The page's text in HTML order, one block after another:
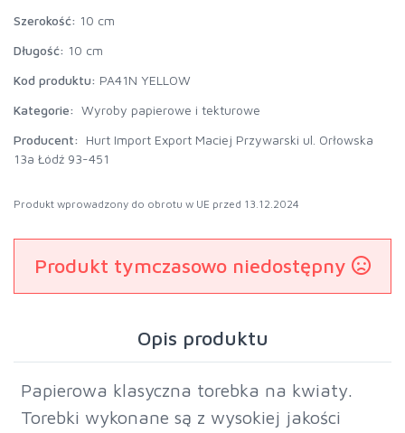
Szerokość: 10 cm
Długość: 10 cm
Kod produktu: PA41N YELLOW
Kategorie: Wyroby papierowe i tekturowe
Producent:
Hurt Import Export Maciej Przywarski ul. Orłowska
13a Łódź 93-451
Produkt wprowadzony do obrotu w UE przed 13.12.2024
Produkt tymczasowo niedostępny
Opis produktu
Papierowa klasyczna torebka na kwiaty.
Torebki wykonane są z wysokiej jakości